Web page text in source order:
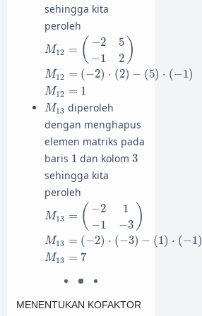
sehingga kita
peroleh
M12 = ( −2
5
−1 2 )
M12=(−2 5− 2)
M12 = (−2) ⋅ (2) − (5) ⋅ (−1)
M12 −2 )⋅( −(5 −1
M12 = 1
M12 1
M13
M13diperoleh
dengan menghapus
elemen matriks pada
baris 1
1 dan kolom 3
3
sehingga kita
peroleh
M13 = ( −2
1
−1 −3 )
M13=(−2 1− −3
M13 = (−2) ⋅ (−3) − (1) ⋅ (−1)
M13 −2 )⋅( 3 −(1 −1
M13 = 7
M13 7
MENENTUKAN KOFAKTOR